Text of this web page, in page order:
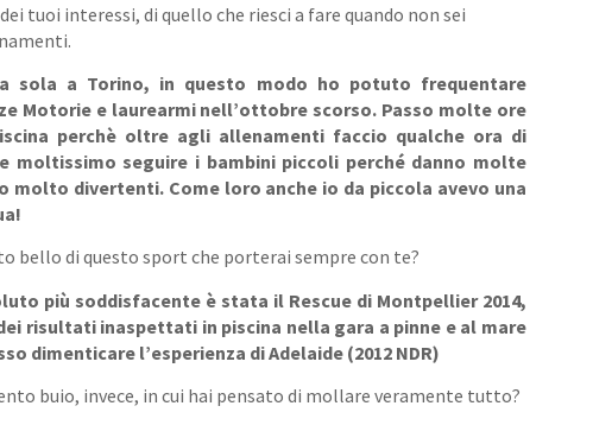
tuoi interessi, di quello che riesci a fare quando non sei
sola a Torino, in questo modo ho potuto frequentare
Motorie e laurearmi nell’ottobre scorso. Passo molte ore
perchè oltre agli allenamenti faccio qualche ora di
moltissimoseguire i bambini piccoli perché danno molte
molto divertenti. Come loro anche io da piccola avevo una
bello di questo sport che porterai sempre con te?
più soddisfacente è stata il Rescue di Montpellier 2014,
risultati inaspettati in piscina nella gara a pinne e al mare
dimenticare l’esperienza di Adelaide (2012 NDR)
buio, invece, in cui hai pensato di mollare veramente tutto?